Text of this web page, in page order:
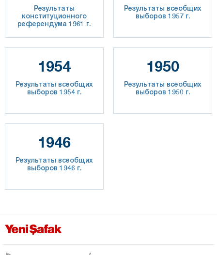
Результаты
конституционного
референдума 1961 г.
Результаты всеобщих
выборов 1957 г.
1954
Результаты всеобщих
выборов 1954 г.
1950
Результаты всеобщих
выборов 1950 г.
1946
Результаты всеобщих
выборов 1946 г.